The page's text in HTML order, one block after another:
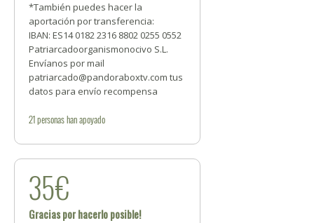
*También puedes hacer la
aportación por transferencia:
IBAN: ES14 0182 2316 8802 0255 0552
Patriarcadoorganismonocivo S.L.
Envíanos por mail
patriarcado@pandoraboxtv.com tus
datos para envío recompensa
21personashan apoyado
35€
Gracias por hacerlo posible!